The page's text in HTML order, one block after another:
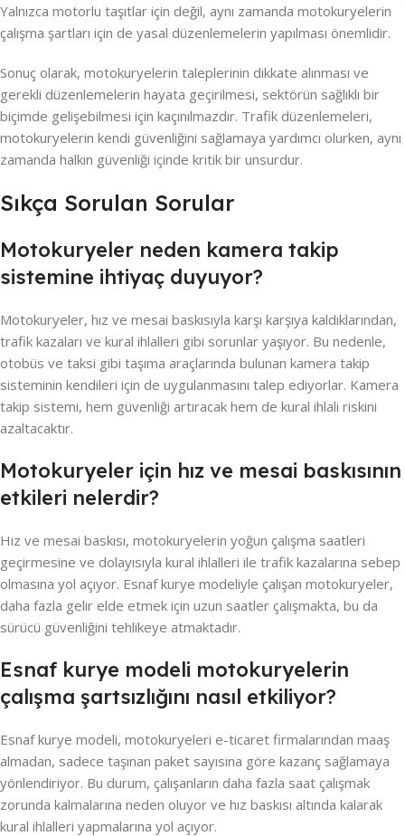
Yalnızca motorlu taşıtlar için değil, aynı zamanda motokuryelerin
çalışma şartları için de yasal düzenlemelerin yapılması önemlidir.
Sonuç olarak, motokuryelerin taleplerinin dikkate alınması ve
gerekli düzenlemelerin hayata geçirilmesi, sektörün sağlıklı bir
biçimde gelişebilmesi için kaçınılmazdır. Trafik düzenlemeleri,
motokuryelerin kendi güvenliğini sağlamaya yardımcı olurken, aynı
zamanda halkın güvenliği içinde kritik bir unsurdur.
Sıkça Sorulan Sorular
Motokuryeler neden kamera takip
sistemine ihtiyaç duyuyor?
Motokuryeler, hız ve mesai baskısıyla karşı karşıya kaldıklarından,
trafik kazaları ve kural ihlalleri gibi sorunlar yaşıyor. Bu nedenle,
otobüs ve taksi gibi taşıma araçlarında bulunan kamera takip
sisteminin kendileri için de uygulanmasını talep ediyorlar. Kamera
takip sistemi, hem güvenliği artıracak hem de kural ihlali riskini
azaltacaktır.
Motokuryeler için hız ve mesai baskısının
etkileri nelerdir?
Hız ve mesai baskısı, motokuryelerin yoğun çalışma saatleri
geçirmesine ve dolayısıyla kural ihlalleri ile trafik kazalarına sebep
olmasına yol açıyor. Esnaf kurye modeliyle çalışan motokuryeler,
daha fazla gelir elde etmek için uzun saatler çalışmakta, bu da
sürücü güvenliğini tehlikeye atmaktadır.
Esnaf kurye modeli motokuryelerin
çalışma şartsızlığını nasıl etkiliyor?
Esnaf kurye modeli, motokuryeleri e-ticaret firmalarından maaş
almadan, sadece taşınan paket sayısına göre kazanç sağlamaya
yönlendiriyor. Bu durum, çalışanların daha fazla saat çalışmak
zorunda kalmalarına neden oluyor ve hız baskısı altında kalarak
kural ihlalleri yapmalarına yol açıyor.